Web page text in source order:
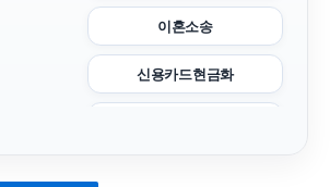
이혼소송
신용카드현금화